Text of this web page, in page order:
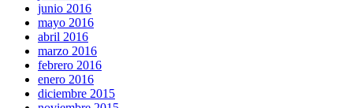
junio 2016
mayo 2016
abril 2016
marzo 2016
febrero 2016
enero 2016
diciembre 2015